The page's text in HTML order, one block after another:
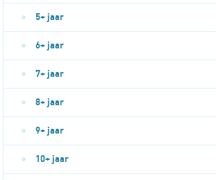
5+ jaar
6+ jaar
7+ jaar
8+ jaar
9+ jaar
10+ jaar